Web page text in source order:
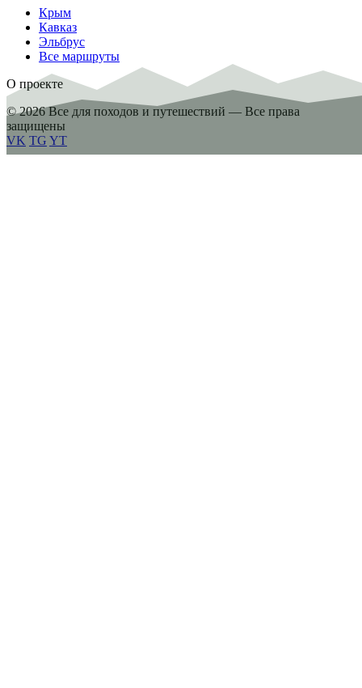
Крым
Кавказ
Эльбрус
Все маршруты
О проекте
© 2026 Все для походов и путешествий — Все права
защищены
VK TG YT